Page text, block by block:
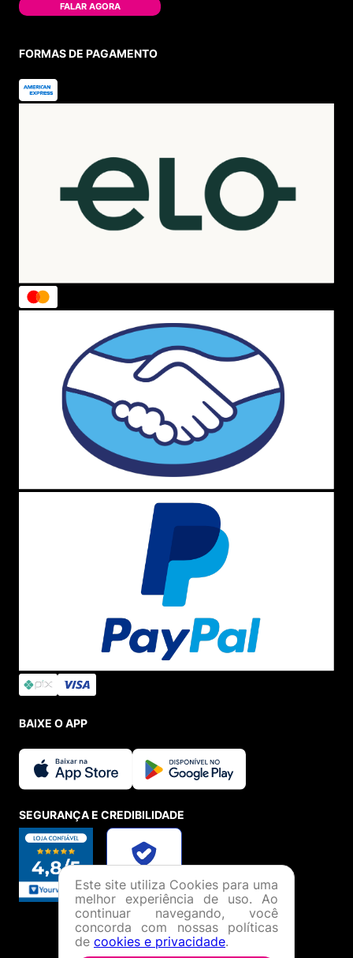
FALAR AGORA
FORMAS DE PAGAMENTO
BAIXE O APP
SEGURANÇA E CREDIBILIDADE
Este site utiliza Cookies para uma
melhor experiência de uso. Ao
continuar navegando, você
concorda com nossas políticas
de cookies e privacidade.